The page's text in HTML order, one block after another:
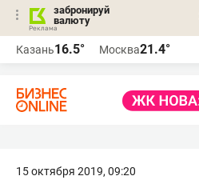
забронируй
валюту
Казань16.5° Москва21.4°
15 октября 2019, 09:20